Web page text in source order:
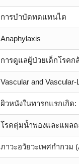
การบำบัดทดแทนไต
Anaphylaxis
การดูแลผู้ป่วยเด็กโรคก
Vascular and
ผิวหนังในทารกแรกเกิด:
โรคตุ่มน้ำพองและแผลถ
ภาวะอวัยวะเพศกำกวม